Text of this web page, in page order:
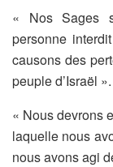
« Nos Sages
personne
causons des
peuple d’Israël ».
« Nous devrons
laquelle nous
nous avons agi